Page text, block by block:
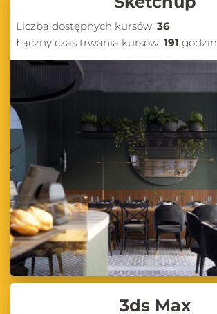
Liczba dostępnych kursów: 36
Łączny czas trwania kursów: 191 godzin
3ds Max